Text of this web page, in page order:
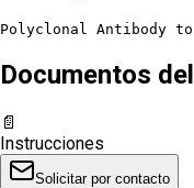
Polyclonal Antibody
Documentos
📄
Instrucciones
Solicitar por contacto